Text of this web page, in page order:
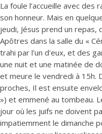
La foule l’accueille avec des
son honneur. Mais en
jeudi, Jésus prend un
Apôtres dans la salle du «
trahi par l'un d'eux, et des
une nuit et une matinée de
et meure le vendredi à 15h.
proches, Il est ensuite
») et emmené au tombeau.
jour où les juifs ne doivent
impatiemment le dimanche